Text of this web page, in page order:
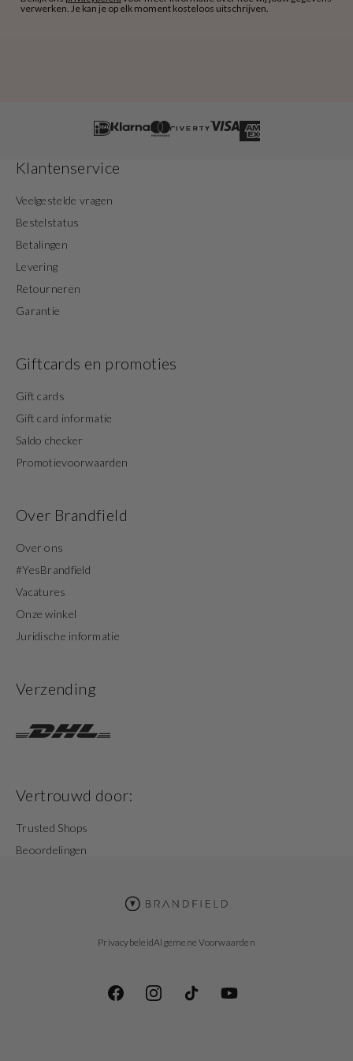
verwerken. Je kan je op elk moment kosteloos uitschrijven.
Klantenservice
Veelgestelde vragen
Bestelstatus
Betalingen
Levering
Retourneren
Garantie
Giftcards en promoties
Gift cards
Gift card informatie
Saldo checker
Promotievoorwaarden
Over Brandfield
Over ons
#YesBrandfield
Vacatures
Onze winkel
Juridische informatie
Verzending
Vertrouwd door:
Trusted Shops
Beoordelingen
PrivacybeleidAlgemene Voorwaarden
FacebookInstagramTikTok YouTube